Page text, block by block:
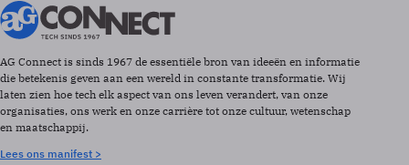
AG Connect is sinds 1967 de essentiële bron van ideeën en informatie
die betekenis geven aan een wereld in constante transformatie. Wij
laten zien hoe tech elk aspect van ons leven verandert, van onze
organisaties, ons werk en onze carrière tot onze cultuur, wetenschap
en maatschappij.
Lees ons manifest >